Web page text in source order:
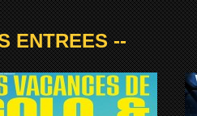
ENTREES --